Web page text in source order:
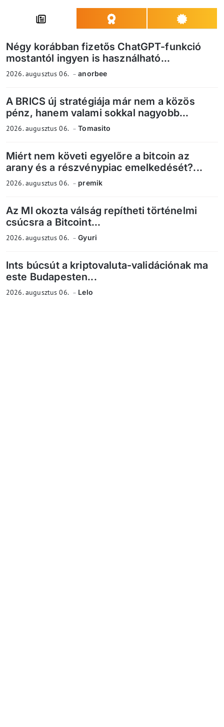
Négy korábban fizetős ChatGPT-funkció
mostantól ingyen is használható...
2026. augusztus 06. anorbee
A BRICS új stratégiája már nem a közös
pénz, hanem valami sokkal nagyobb...
2026. augusztus 06. Tomasito
Miért nem követi egyelőre a bitcoin az
arany és a részvénypiac emelkedését?...
2026. augusztus 06. premik
Az MI okozta válság repítheti történelmi
csúcsra a Bitcoint...
2026. augusztus 06. Gyuri
Ints búcsút a kriptovaluta-validációnak ma
este Budapesten...
2026. augusztus 06. Lelo